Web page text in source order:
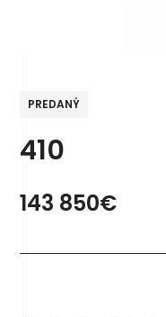
PREDANÝ
410
143 850€